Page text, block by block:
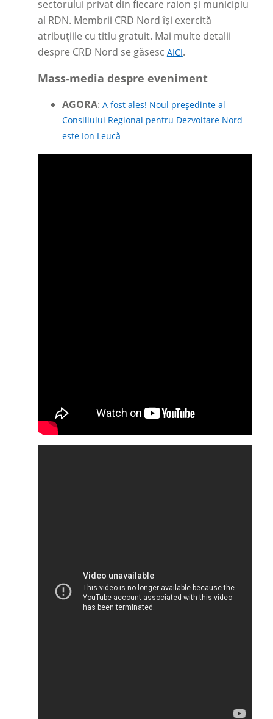
sectorului privat din fiecare raion și municipiu
al RDN. Membrii CRD Nord își exercită
atribuțiile cu titlu gratuit. Mai multe detalii
despre CRD Nord se găsesc AICI.
Mass-media despre eveniment
AGORA: A fost ales! Noul președinte al
Consiliului Regional pentru Dezvoltare Nord
este Ion Leucă